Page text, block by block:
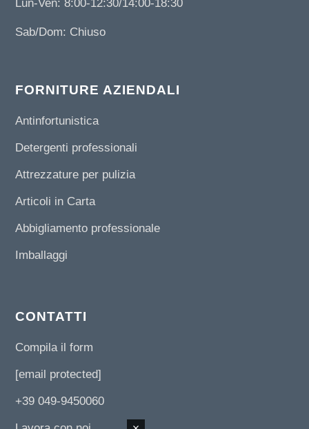
Lun-Ven: 8:00-12:30/14:00-18:30
Sab/Dom: Chiuso
FORNITURE AZIENDALI
Antinfortunistica
Detergenti professionali
Attrezzature per pulizia
Articoli in Carta
Abbigliamento professionale
Imballaggi
CONTATTI
Compila il form
[email protected]
+39 049-9450060